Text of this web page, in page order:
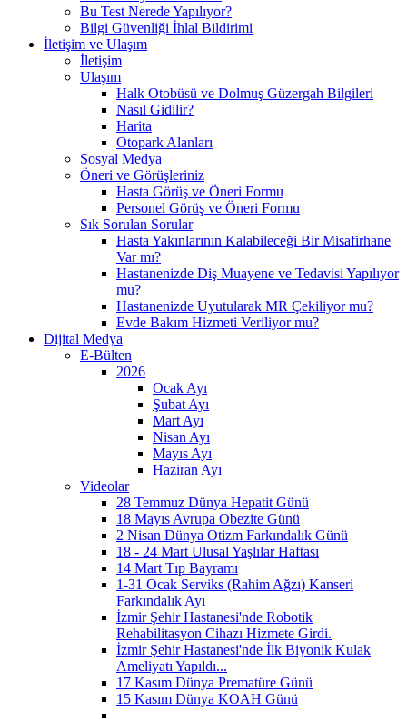
Bu Test Nerede Yapılıyor?
Bilgi Güvenliği İhlal Bildirimi
İletişim ve Ulaşım
İletişim
Ulaşım
Halk Otobüsü ve Dolmuş Güzergah Bilgileri
Nasıl Gidilir?
Harita
Otopark Alanları
Sosyal Medya
Öneri ve Görüşleriniz
Hasta Görüş ve Öneri Formu
Personel Görüş ve Öneri Formu
Sık Sorulan Sorular
Hasta Yakınlarının Kalabileceği Bir Misafirhane
Var mı?
Hastanenizde Diş Muayene ve Tedavisi Yapılıyor
mu?
Hastanenizde Uyutularak MR Çekiliyor mu?
Evde Bakım Hizmeti Veriliyor mu?
Dijital Medya
E-Bülten
2026
Ocak Ayı
Şubat Ayı
Mart Ayı
Nisan Ayı
Mayıs Ayı
Haziran Ayı
Videolar
28 Temmuz Dünya Hepatit Günü
18 Mayıs Avrupa Obezite Günü
2 Nisan Dünya Otizm Farkındalık Günü
18 - 24 Mart Ulusal Yaşlılar Haftası
14 Mart Tıp Bayramı
1-31 Ocak Serviks (Rahim Ağzı) Kanseri
Farkındalık Ayı
İzmir Şehir Hastanesi'nde Robotik
Rehabilitasyon Cihazı Hizmete Girdi.
İzmir Şehir Hastanesi'nde İlk Biyonik Kulak
Ameliyatı Yapıldı...
17 Kasım Dünya Prematüre Günü
15 Kasım Dünya KOAH Günü